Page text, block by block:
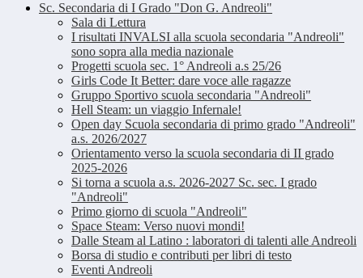
Sc. Secondaria di I Grado "Don G. Andreoli"
Sala di Lettura
I risultati INVALSI alla scuola secondaria "Andreoli"
sono sopra alla media nazionale
Progetti scuola sec. 1° Andreoli a.s 25/26
Girls Code It Better: dare voce alle ragazze
Gruppo Sportivo scuola secondaria "Andreoli"
Hell Steam: un viaggio Infernale!
Open day Scuola secondaria di primo grado "Andreoli"
a.s. 2026/2027
Orientamento verso la scuola secondaria di II grado
2025-2026
Si torna a scuola a.s. 2026-2027 Sc. sec. I grado
"Andreoli"
Primo giorno di scuola "Andreoli"
Space Steam: Verso nuovi mondi!
Dalle Steam al Latino : laboratori di talenti alle Andreoli
Borsa di studio e contributi per libri di testo
Eventi Andreoli